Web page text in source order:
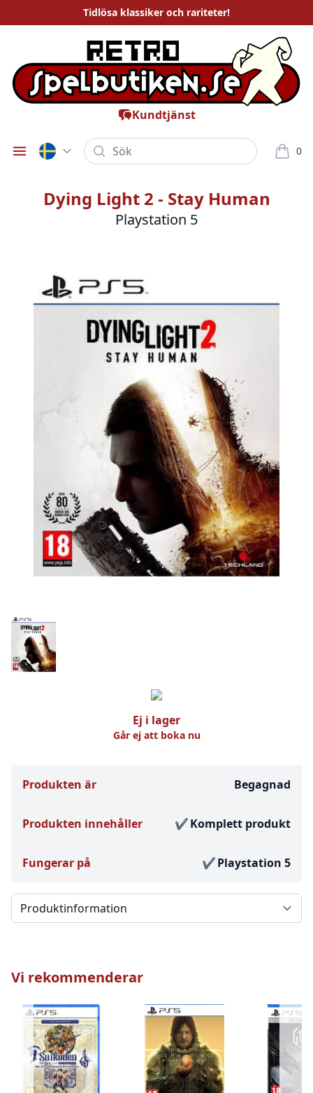
Tidlösa klassiker och rariteter!
Kundtjänst
Öppna meny
Sök 0
varor i
Dying Light 2 - Stay Human
Playstation 5
Ej i lager
Går ej att boka nu
Produkten är Begagnad
Produkten innehåller Komplett produkt
Fungerar på Playstation 5
Välj en flik
Vi rekommenderar